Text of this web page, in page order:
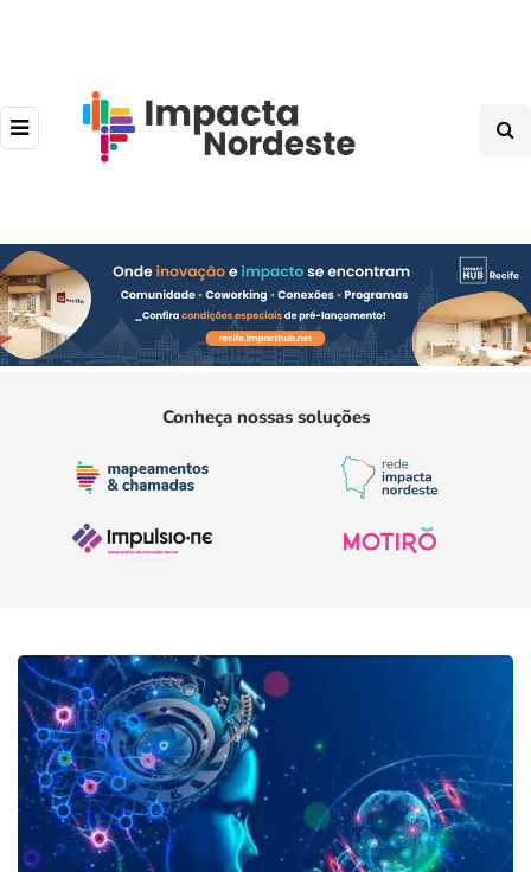
Conheça nossas soluções